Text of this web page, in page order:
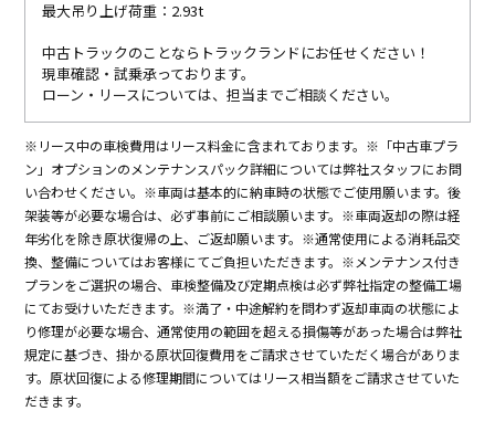
最大吊り上げ荷重：2.93t
中古トラックのことならトラックランドにお任せください！
現車確認・試乗承っております。
ローン・リースについては、担当までご相談ください。
※リース中の車検費用はリース料金に含まれております。※「中古車プラ
ン」オプションのメンテナンスパック詳細については弊社スタッフにお問
い合わせください。※車両は基本的に納車時の状態でご使用願います。後
架装等が必要な場合は、必ず事前にご相談願います。※車両返却の際は経
年劣化を除き原状復帰の上、ご返却願います。※通常使用による消耗品交
換、整備についてはお客様にてご負担いただきます。※メンテナンス付き
プランをご選択の場合、車検整備及び定期点検は必ず弊社指定の整備工場
にてお受けいただきます。※満了・中途解約を問わず返却車両の状態によ
り修理が必要な場合、通常使用の範囲を超える損傷等があった場合は弊社
規定に基づき、掛かる原状回復費用をご請求させていただく場合がありま
す。原状回復による修理期間についてはリース相当額をご請求させていた
だきます。